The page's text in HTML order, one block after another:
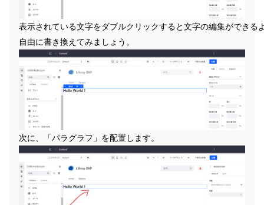
表示されている文字をダブルクリックすると文字の編集ができる
自由に書き換えてみましょう。
次に、「パラグラフ」を配置します。